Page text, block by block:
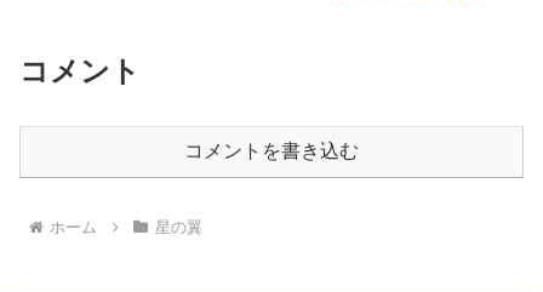
コメント
コメントを書き込む
ホーム 星の翼